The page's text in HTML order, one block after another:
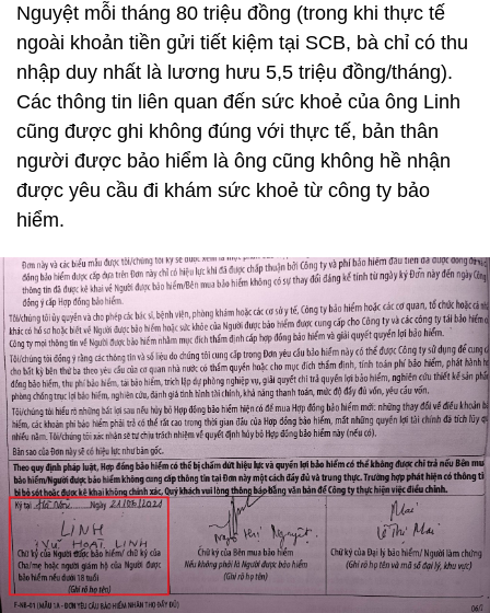
Nguyệt mỗi tháng 80 triệu đồng (trong khi thực tế
ngoài khoản tiền gửi tiết kiệm tại SCB, bà chỉ có thu
nhập duy nhất là lương hưu 5,5 triệu đồng/tháng).
Các thông tin liên quan đến sức khoẻ của ông Linh
cũng được ghi không đúng với thực tế, bản thân
người được bảo hiểm là ông cũng không hề nhận
được yêu cầu đi khám sức khoẻ từ công ty bảo
hiểm.